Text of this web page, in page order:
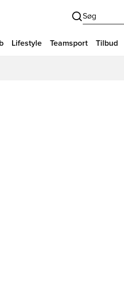
Søg
Lifestyle Teamsport Tilbud